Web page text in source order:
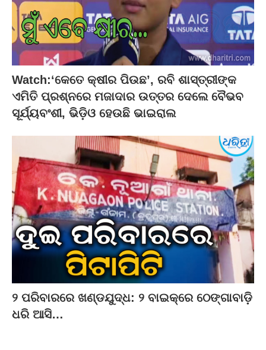
Watch:‘କେତେ କ୍ଷୀର ପିଉଛ’, ରବି ଶାସ୍ତ୍ରୀଙ୍କ
ଏମିତି ପ୍ରଶ୍ନରେ ମଜାଦାର ଉତ୍ତର ଦେଲେ ବୈଭବ
ସୂର୍ଯ୍ୟବଂଶୀ, ଭିଡ଼ିଓ ହେଉଛି ଭାଇରାଲ
୨ ପରିବାରରେ ଖଣ୍ଡଯୁଦ୍ଧ: ୨ ବାଇକ୍‌ରେ ଠେଙ୍ଗାବାଡ଼ି
ଧରି ଆସି…